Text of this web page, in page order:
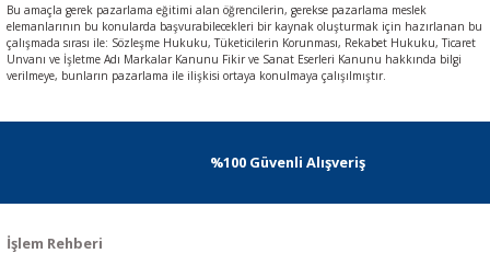
Bu amaçla gerek pazarlama eğitimi alan öğrencilerin, gerekse pazarlama meslek
elemanlarının bu konularda başvurabilecekleri bir kaynak oluşturmak için hazırlanan bu
çalışmada sırası ile: Sözleşme Hukuku, Tüketicilerin Korunması, Rekabet Hukuku, Ticaret
Unvanı ve İşletme Adı Markalar Kanunu Fikir ve Sanat Eserleri Kanunu hakkında bilgi
verilmeye, bunların pazarlama ile ilişkisi ortaya konulmaya çalışılmıştır.
%100 Güvenli Alışveriş
İşlem Rehberi